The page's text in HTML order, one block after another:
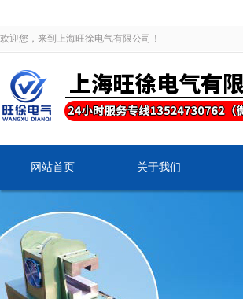
欢迎您，来到上海旺徐电气有限公司！
网站首页 关于我们